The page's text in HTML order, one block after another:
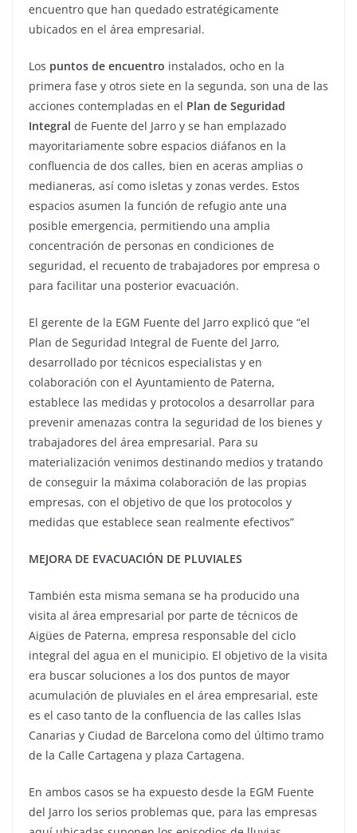
encuentro que han quedado estratégicamente
ubicados en el área empresarial.
Los puntos de encuentro instalados, ocho en la
primera fase y otros siete en la segunda, son una de las
acciones contempladas en el Plan de Seguridad
Integral de Fuente del Jarro y se han emplazado
mayoritariamente sobre espacios diáfanos en la
confluencia de dos calles, bien en aceras amplias o
medianeras, así como isletas y zonas verdes. Estos
espacios asumen la función de refugio ante una
posible emergencia, permitiendo una amplia
concentración de personas en condiciones de
seguridad, el recuento de trabajadores por empresa o
para facilitar una posterior evacuación.
El gerente de la EGM Fuente del Jarro explicó que “el
Plan de Seguridad Integral de Fuente del Jarro,
desarrollado por técnicos especialistas y en
colaboración con el Ayuntamiento de Paterna,
establece las medidas y protocolos a desarrollar para
prevenir amenazas contra la seguridad de los bienes y
trabajadores del área empresarial. Para su
materialización venimos destinando medios y tratando
de conseguir la máxima colaboración de las propias
empresas, con el objetivo de que los protocolos y
medidas que establece sean realmente efectivos”
MEJORA DE EVACUACIÓN DE PLUVIALES
También esta misma semana se ha producido una
visita al área empresarial por parte de técnicos de
Aigües de Paterna, empresa responsable del ciclo
integral del agua en el municipio. El objetivo de la visita
era buscar soluciones a los dos puntos de mayor
acumulación de pluviales en el área empresarial, este
es el caso tanto de la confluencia de las calles Islas
Canarias y Ciudad de Barcelona como del último tramo
de la Calle Cartagena y plaza Cartagena.
En ambos casos se ha expuesto desde la EGM Fuente
del Jarro los serios problemas que, para las empresas